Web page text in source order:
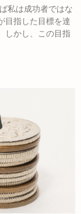
私は成功者ではな
目指した目標を達
しかし、この目指